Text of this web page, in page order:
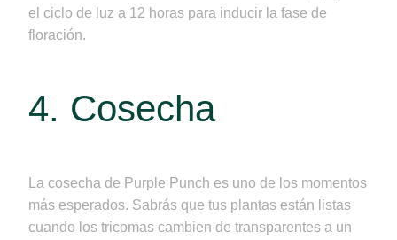
el ciclo de luz a 12 horas para inducir la fase de
floración.
4. Cosecha
La cosecha de Purple Punch es uno de los momentos
más esperados. Sabrás que tus plantas están listas
cuando los tricomas cambien de transparentes a un